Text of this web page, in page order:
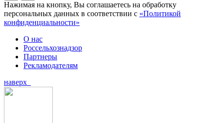
Нажимая на кнопку, Вы соглашаетесь на обработку
персональных данных в соответствии с «Политикой
конфиденциальности»
О нас
Россельхознадзор
Партнеры
Рекламодателям
наверх